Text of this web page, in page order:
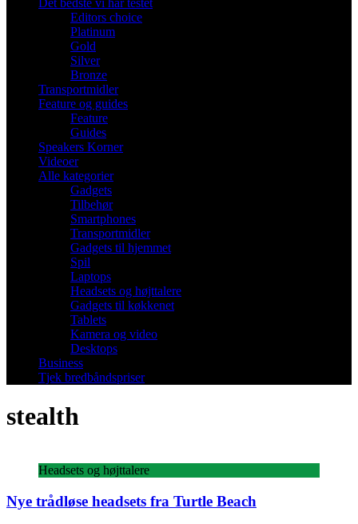
Det bedste vi har testet
Editors choice
Platinum
Gold
Silver
Bronze
Transportmidler
Feature og guides
Feature
Guides
Speakers Korner
Videoer
Alle kategorier
Gadgets
Tilbehør
Smartphones
Transportmidler
Gadgets til hjemmet
Spil
Laptops
Headsets og højttalere
Gadgets til køkkenet
Tablets
Kamera og video
Desktops
Business
Tjek bredbåndspriser
stealth
Headsets og højttalere
Nye trådløse headsets fra Turtle Beach